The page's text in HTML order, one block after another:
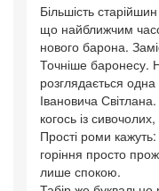
Більшість
що найближчим
нового барона.
Точніше баронесу.
розглядається
Івановича
когось із
Прості роми
горіння просто
лише спокою.